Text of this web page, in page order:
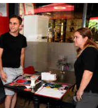
Burdur
Bursa
Çanakkale
Çankırı